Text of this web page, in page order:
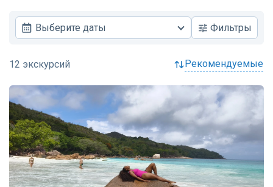
Выберите даты Фильтры
рекомендуемые